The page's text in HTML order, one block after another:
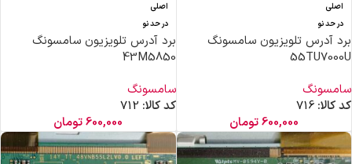
اصلی
در حد نو
برد آدرس تلویزیون سامسونگ
55TU7000U
سامسونگ
کد کالا: 716
600,000تومان
اصلی
در حد نو
برد آدرس تلویزیون سامسونگ
43M5850
سامسونگ
کد کالا: 712
600,000تومان